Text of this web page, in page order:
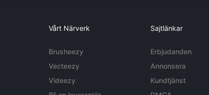
Vårt Närverk
Brusheezy
Vecteezy
Videezy
Sajtlänkar
Erbjudanden
Annonsera
Kundtjänst